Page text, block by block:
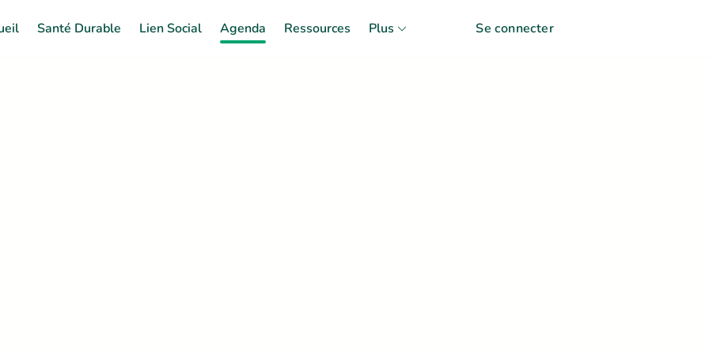
Santé Durable Lien Social Agenda Ressources Plus Se connecter